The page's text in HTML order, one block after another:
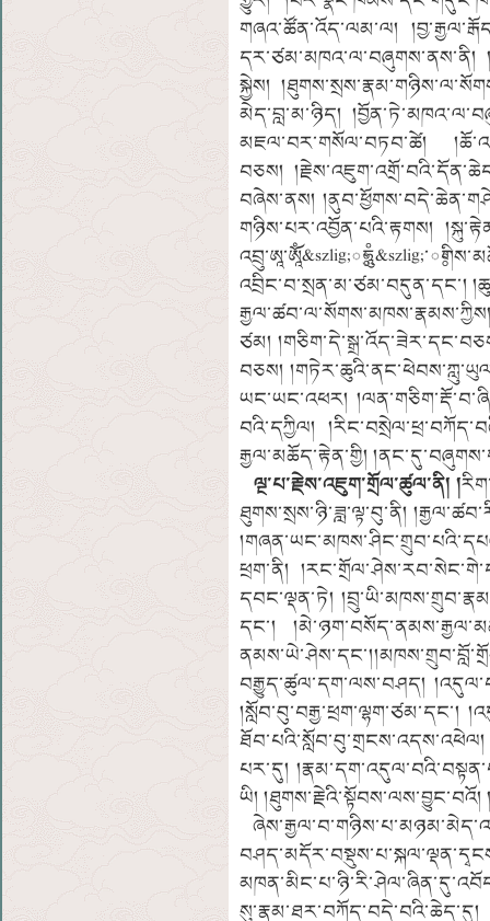
གཞའ་ཚོན་འོད་ལམ་ལ།
དར་ཙམ་མཁའ་ལ་བཞུགས་ནས་ནི།
སྐྱེས།
མེད་བླ་མ་ཉིད།
མཇལ་བར་གསོལ་བཏབ་ཚེ།
བཅས།
བཞེས་ནས།
གཉིས་པར་འབྱོན་པའི་རྟགས།
འབྲིང་བ་སྲན་མ་ཙམ་བདུན་དང་།
ཙམ།
བཅས།
ཡང་ཡང་འཕར།
བའི་དཀྱིལ།
རྒྱལ་མཆོད་རྟེན་གྱི།
ལྔ་པ་རྗེས་འཇུག་གྲོལ་ཚུལ་ནི། །
ཐུགས་སྲས་ཉི་ཟླ་ལྟ་བུ་ནི།
ཕྲག་ནི།
དབང་ལྡན་ཏེ།
དང་།
བརྒྱུད་ཚུལ་དག་ལས་བཤད།
།སློབ་བུ་བརྒྱ་ཕྲག་ལྷག་ཙམ་དང་།
པར་དུ།
ཡི། །ཐུགས་རྗེའི་སྟོབས་ལས་བྱུང་བའོ།